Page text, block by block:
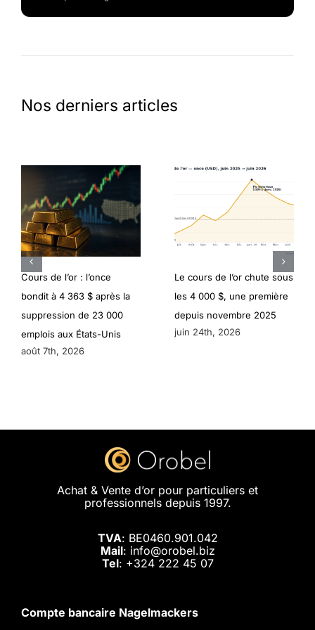
Nos derniers articles
Cours de l’or : l’once
bondit à 4 363 $ après la
suppression de 23 000
emplois aux États-Unis
août 7th, 2026
Le cours de l’or chute sous
les 4 000 $, une première
depuis novembre 2025
juin 24th, 2026
Achat & Vente d’or pour particuliers et
professionnels depuis 1997.
TVA: BE0460.901.042
Mail: info@orobel.biz
Tel: +324 222 45 07
Compte bancaire Nagelmackers